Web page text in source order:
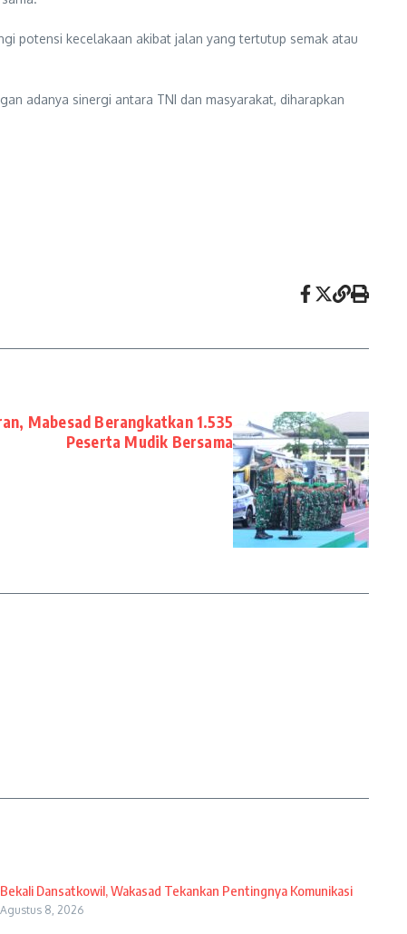
potensi kecelakaan akibat jalan yang tertutup semak atau
adanya sinergi antara TNI dan masyarakat, diharapkan
Mabesad Berangkatkan 1.535
Peserta Mudik Bersama
Bekali Dansatkowil, Wakasad Tekankan Pentingnya Komunikasi
Agustus 8, 2026